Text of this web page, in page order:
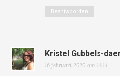
Beantwoorden
Kristel Gubbels-
16 februari 2020 om 14:14